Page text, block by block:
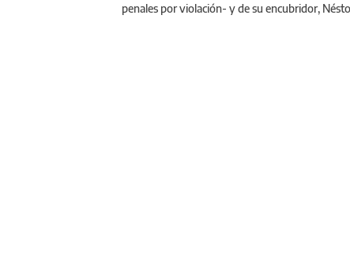
penales por violación- y de su encubridor,